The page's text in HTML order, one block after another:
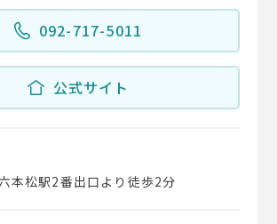
092-717-5011
公式サイト
本松駅2番出口より徒歩2分